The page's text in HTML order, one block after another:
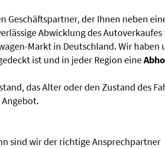
Geschäftspartner, der Ihnen neben
Abwicklung des
Markt in Deutschland. Wir
ist und in jeder Region eine
das Alter oder den Zustand des
sind wir der richtige Ansprechpartner